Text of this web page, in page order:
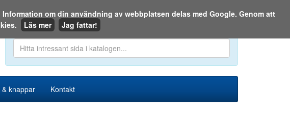
Den 6 augusti 2026
Sök i katalogen eller på webben:
& knappar Kontakt
om din användning av webbplatsen delas med Google. Genom att
Läs mer Jag fattar!